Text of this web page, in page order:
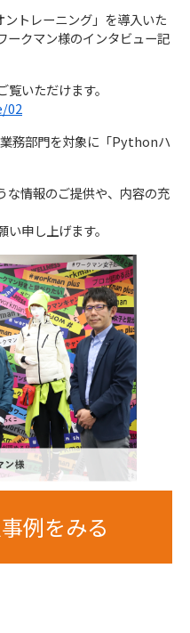
トレーニング」を導入いた
ークマン様のインタビュー記
いただけます。
02
務部門を対象に「Pythonハ
な情報のご提供や、内容の充
申し上げます。
例をみる